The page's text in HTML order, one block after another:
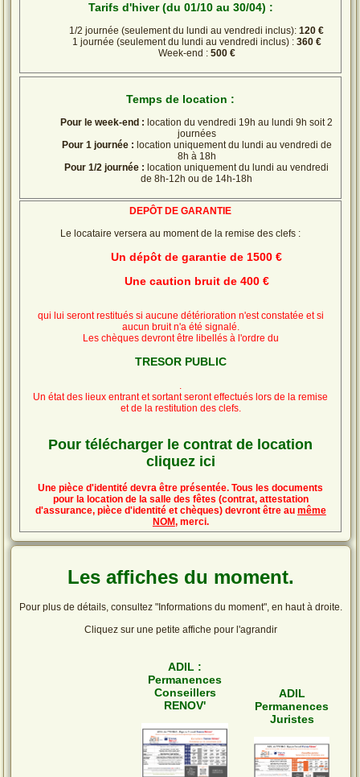
Tarifs d'hiver (du 01/10 au 30/04) :
1/2 journée (seulement du lundi au vendredi inclus):120 €
1 journée (seulement du lundi au vendredi inclus) : 360 €
Week-end : 500 €
Temps de location :
Pour le week-end : location du vendredi 19h au lundi 9h soit 2
journées
Pour 1 journée : location uniquement du lundi au vendredi de
8h à 18h
Pour 1/2 journée : location uniquement du lundi au vendredi
de 8h-12h ou de 14h-18h
DEPÔT DE GARANTIE
Le locataire versera au moment de la remise des clefs :
Un dépôt de garantie de 1500 €
Une caution bruit de 400 €
qui lui seront restitués si aucune détérioration n'est constatée et si
aucun bruit n'a été signalé.
Les chèques devront être libellés à l'ordre du
TRESOR PUBLIC
Un état des lieux entrant et sortant seront effectués lors de la remise
et de la restitution des clefs.
Pour télécharger le contrat de location
cliquez ici
Une pièce d'identité devra être présentée. Tous les documents
pour la location de la salle des fêtes (contrat, attestation
d'assurance, pièce d'identité et chèques) devront être au même
NOM, merci.
Les affiches du moment.
Pour plus de détails, consultez "Informations du moment", en haut à droite.
Cliquez sur une petite affiche pour l'agrandir
ADIL :
Permanences
Conseillers
RENOV'
ADIL
Permanences
Juristes